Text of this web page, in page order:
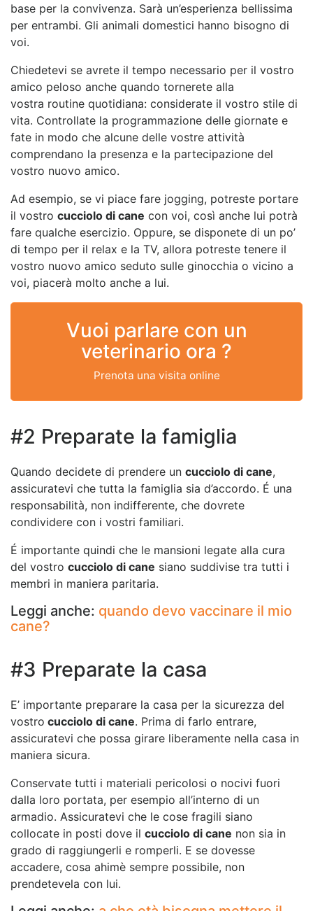
base per la convivenza. Sarà un’esperienza bellissima
per entrambi. Gli animali domestici hanno bisogno di
voi.
Chiedetevi se avrete il tempo necessario per il vostro
amico peloso anche quando tornerete alla
vostra routine quotidiana: considerate il vostro stile di
vita. Controllate la programmazione delle giornate e
fate in modo che alcune delle vostre attività
comprendano la presenza e la partecipazione del
vostro nuovo amico.
Ad esempio, se vi piace fare jogging, potreste portare
il vostro cucciolo di cane con voi, così anche lui potrà
fare qualche esercizio. Oppure, se disponete di un po’
di tempo per il relax e la TV, allora potreste tenere il
vostro nuovo amico seduto sulle ginocchia o vicino a
voi, piacerà molto anche a lui.
Vuoi parlare con un
veterinario ora ?
Prenota una visita online
#2 Preparate la famiglia
Quando decidete di prendere un cucciolo di cane,
assicuratevi che tutta la famiglia sia d’accordo. É una
responsabilità, non indifferente, che dovrete
condividere con i vostri familiari.
É importante quindi che le mansioni legate alla cura
del vostro cucciolo di cane siano suddivise tra tutti i
membri in maniera paritaria.
Leggi anche: quando devo vaccinare il mio
cane?
#3 Preparate la casa
E’ importante preparare la casa per la sicurezza del
vostro cucciolo di cane. Prima di farlo entrare,
assicuratevi che possa girare liberamente nella casa in
maniera sicura.
Conservate tutti i materiali pericolosi o nocivi fuori
dalla loro portata, per esempio all’interno di un
armadio. Assicuratevi che le cose fragili siano
collocate in posti dove il cucciolo di cane non sia in
grado di raggiungerli e romperli. E se dovesse
accadere, cosa ahimè sempre possibile, non
prendetevela con lui.